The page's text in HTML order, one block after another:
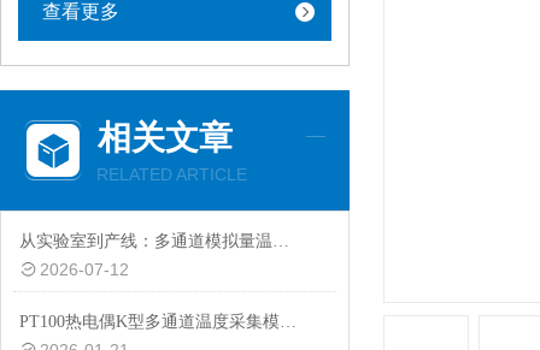
查看更多
相关文章
RELATED ARTICLE
从实验室到产线：多通道模拟量温度采集系统在热分布研究中的应用
2026-07-12
PT100热电偶K型多通道温度采集模块的功能特点解析